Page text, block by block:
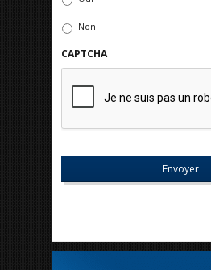
Non
CAPTCHA